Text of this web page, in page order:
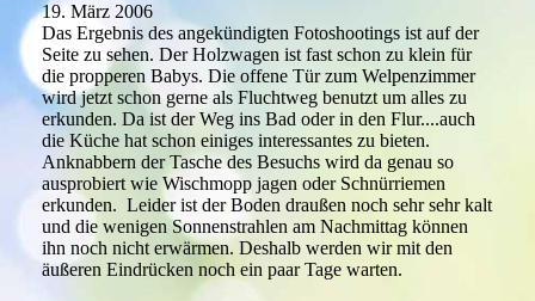
19. März 2006
Das Ergebnis des angekündigten Fotoshootings ist auf der
Seite zu sehen. Der Holzwagen ist fast schon zu klein für
die propperen Babys. Die offene Tür zum Welpenzimmer
wird jetzt schon gerne als Fluchtweg benutzt um alles zu
erkunden. Da ist der Weg ins Bad oder in den Flur....auch
die Küche hat schon einiges interessantes zu bieten.
Anknabbern der Tasche des Besuchs wird da genau so
ausprobiert wie Wischmopp jagen oder Schnürriemen
erkunden. Leider ist der Boden draußen noch sehr sehr kalt
und die wenigen Sonnenstrahlen am Nachmittag können
ihn noch nicht erwärmen. Deshalb werden wir mit den
äußeren Eindrücken noch ein paar Tage warten.